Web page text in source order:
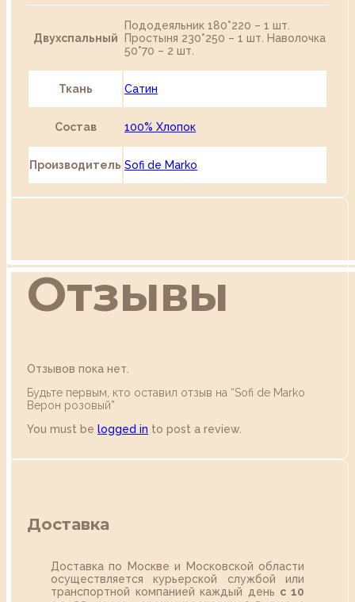
Двухспальный
Пододеяльник 180*220 – 1 шт.
Простыня 230*250 – 1 шт. Наволочка
50*70 – 2 шт.
Ткань Сатин
Состав 100% Хлопок
Производитель Sofi de Marko
Отзывы
Отзывов пока нет.
Будьте первым, кто оставил отзыв на “Sofi de Marko
Верон розовый”
You must be logged in to post a review.
Доставка
Доставка по Москве и Московской области
осуществляется курьерской службой или
транспортной компанией каждый день с 10